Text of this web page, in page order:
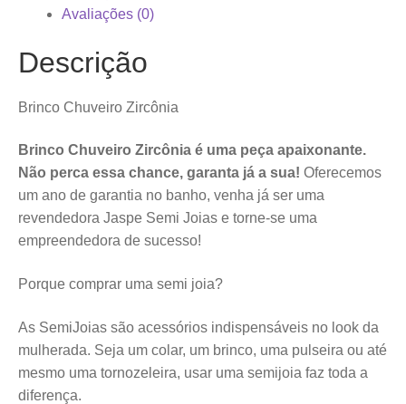
Avaliações (0)
Descrição
Brinco Chuveiro Zircônia
Brinco Chuveiro Zircônia é uma peça apaixonante.
Não perca essa chance, garanta já a sua! Oferecemos
um ano de garantia no banho, venha já ser uma
revendedora Jaspe Semi Joias e torne-se uma
empreendedora de sucesso!
Porque comprar uma semi joia?
As SemiJoias são acessórios indispensáveis no look da
mulherada. Seja um colar, um brinco, uma pulseira ou até
mesmo uma tornozeleira, usar uma semijoia faz toda a
diferença.